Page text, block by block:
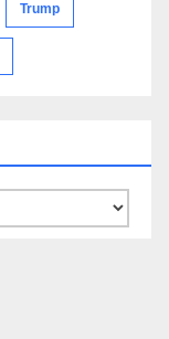
Trump